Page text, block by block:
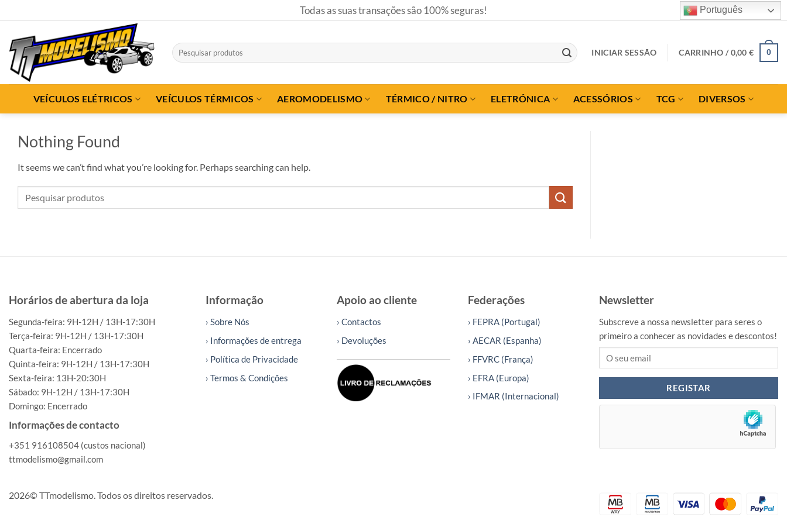
to
content
Todas as suas transações são 100% seguras! Português
Pesquisar
por:
INICIAR SESSÃO CARRINHO /0,00€ 0
VEÍCULOS ELÉTRICOS VEÍCULOS TÉRMICOS AEROMODELISMO TÉRMICO / NITRO ELETRÓNICA ACESSÓRIOS TCG DIVERSOS
Nothing Found
It seems we can’t find what you’re looking for. Perhaps searching can help.
Horários de abertura da loja
Segunda-feira: 9H-12H / 13H-17:30H
Terça-feira: 9H-12H / 13H-17:30H
Quarta-feira: Encerrado
Quinta-feira: 9H-12H / 13H-17:30H
Sexta-feira: 13H-20:30H
Sábado: 9H-12H / 13H-17:30H
Domingo: Encerrado
Informações de contacto
+351 916108504 (custos nacional)
ttmodelismo@gmail.com
Informação
› Sobre Nós
› Informações de entrega
› Política de Privacidade
› Termos & Condições
Apoio ao cliente
› Contactos
› Devoluções
Federações
› FEPRA (Portugal)
› AECAR (Espanha)
› FFVRC (França)
› EFRA (Europa)
› IFMAR (Internacional)
Newsletter
Subscreve a nossa newsletter para seres o
primeiro a conhecer as novidades e descontos!
2026© TTmodelismo. Todos os direitos reservados.